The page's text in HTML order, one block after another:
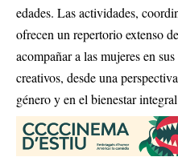
edades. Las actividades,
ofrecen un repertorio extenso
acompañar a las mujeres en
creativos, desde una
género y en el bienestar